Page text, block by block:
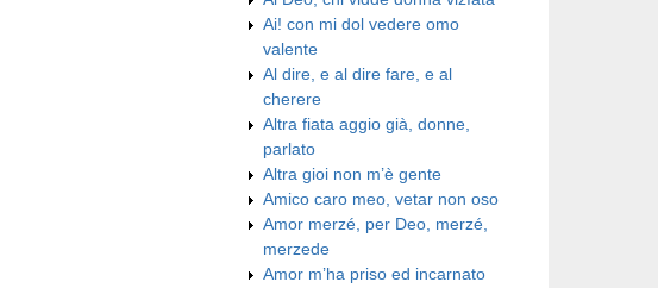
Ai! con mi dol vedere omo
valente
Al dire, e al dire fare, e al
cherere
Altra fiata aggio già, donne,
parlato
Altra gioi non m’è gente
Amico caro meo, vetar non oso
Amor merzé, per Deo, merzé,
merzede
Amor m’ha priso ed incarnato